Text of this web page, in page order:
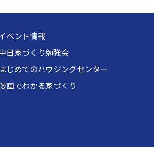
ベント情報
日家づくり勉強会
じめてのハウジングセンター
画でわかる家づくり